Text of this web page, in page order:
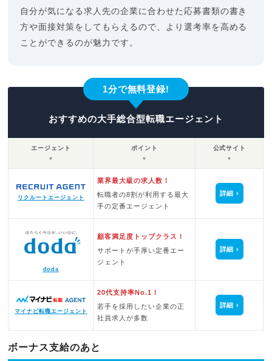
自分が気になる求人先の企業に合わせた応募書類の書き
方や面接対策をしてもらえるので、より選考率を高める
ことができるのが魅力です。
1分で無料登録!
おすすめの大手総合型転職エージェント
エージェント
▼
ポイント
▼
公式サイト
▼
リクルートエージェント
業界最大級の求人数！
転職者の8割が利用する最大
手の定番エージェント
詳細
doda
顧客満足度トップクラス！
サポートが手厚い定番エー
ジェント
詳細
マイナビ転職エージェント
20代支持率No.1！
若手を採用したい企業の正
社員求人が多数
詳細
ボーナス支給のあと